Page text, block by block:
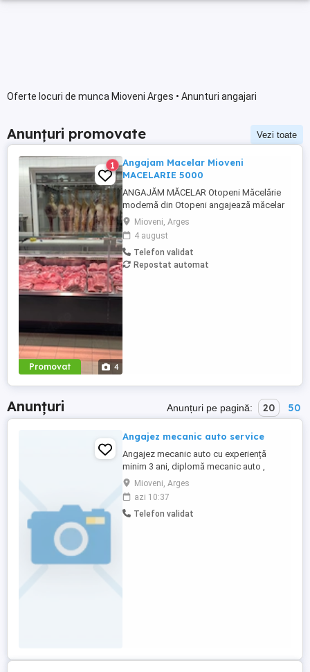
Oferte locuri de munca Mioveni Arges • Anunturi angajari
Anunțuri promovate Vezi toate
Promovat 4
1
Angajam Macelar Mioveni
MACELARIE 5000
ANGAJĂM MĂCELAR Otopeni Măcelărie
modernă din Otopeni angajează măcelar
cu experiență. Cerințe: Experiență în
tranșarea și fasonarea cărnii de porc, vită
și pasăre; Seriozitate, atenție la detalii și
spirit de echipă; Respectarea normelor de
igienă și siguranță alimentară; Experiența
Mioveni, Arges
4 august
Telefon validat
Repostat automat
Anunțuri Anunțuri pe pagină: 20 50
Angajez mecanic auto service
Angajez mecanic auto cu experiență
minim 3 ani, diplomă mecanic auto ,
posesor permis conducere categoria B,
program normal luni-vineri 09:00-17:00,
contract pe perioadă nedeterminată,
salariu negociabil în funcție de experiență
Mioveni, Arges
azi 10:37
Telefon validat